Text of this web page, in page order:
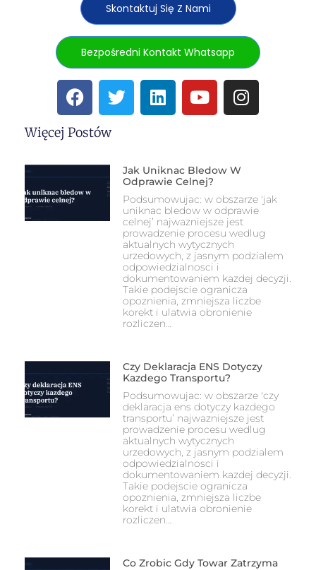
Skontaktuj Się Z Nami
Bezpośredni Kontakt Whatsapp
Więcej Postów
Jak Uniknac Bledow W
Odprawie Celnej?
Podsumowujac: w obszarze 'jak
uniknac bledow w odprawie
celnej’ najwazniejsze jest
prowadzenie procesu wedlug
aktualnych wytycznych
urzedowych, z jasnym podzialem
odpowiedzialnosci i
dokumentowaniem kazdej decyzji.
Takie podejscie ogranicza
opoznienia, zmniejsza liczbe
korekt i ulatwia obronienie
rozliczen…
Czy Deklaracja ENS Dotyczy
Kazdego Transportu?
Podsumowujac: w obszarze 'czy
deklaracja ens dotyczy kazdego
transportu’ najwazniejsze jest
prowadzenie procesu wedlug
aktualnych wytycznych
urzedowych, z jasnym podzialem
odpowiedzialnosci i
dokumentowaniem kazdej decyzji.
Takie podejscie ogranicza
opoznienia, zmniejsza liczbe
korekt i ulatwia obronienie
rozliczen…
Co Zrobic Gdy Towar Zatrzyma